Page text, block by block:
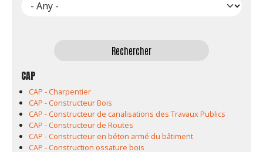
CAP
CAP - Charpentier
CAP - Constructeur Bois
CAP - Constructeur de canalisations des Travaux Publics
CAP - Constructeur de Routes
CAP - Constructeur en béton armé du bâtiment
CAP - Construction ossature bois